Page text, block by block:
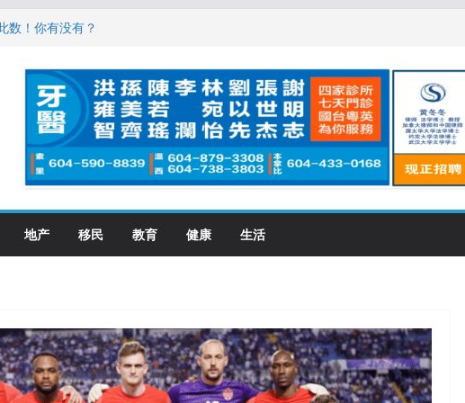
美占一半，现在申请要等19个月
！你有没有？
激吻! 热恋一年感情持续升温
新学年大学申请开跑7个大不同
地产 移民 教育 健康 生活